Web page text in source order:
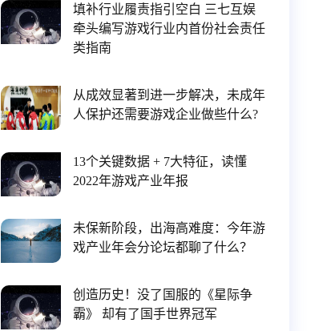
填补行业履责指引空白 三七互娱
牵头编写游戏行业内首份社会责任
类指南
从成效显著到进一步解决，未成年
人保护还需要游戏企业做些什么?
13个关键数据 + 7大特征，读懂
2022年游戏产业年报
未保新阶段，出海高难度：今年游
戏产业年会分论坛都聊了什么？
创造历史！没了国服的《星际争
霸》 却有了国手世界冠军